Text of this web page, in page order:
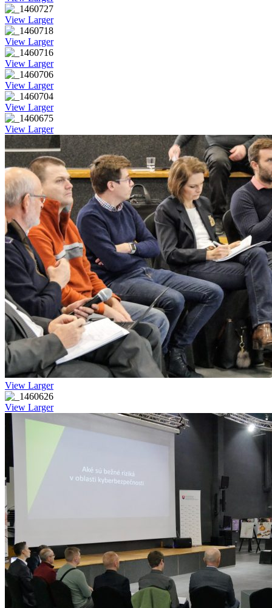
View Larger
View Larger
View Larger
View Larger
View Larger
View Larger
View Larger
View Larger